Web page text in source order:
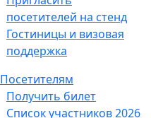
посетителей на стенд
Гостиницы и визовая
поддержка
Посетителям
Получить билет
Список участников 2026